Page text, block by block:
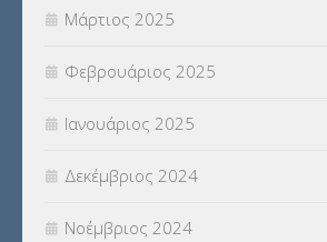
Μάρτιος 2025
Φεβρουάριος 2025
Ιανουάριος 2025
Δεκέμβριος 2024
Νοέμβριος 2024